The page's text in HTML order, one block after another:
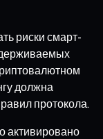
риски смарт-
должна
протокола.
активировано